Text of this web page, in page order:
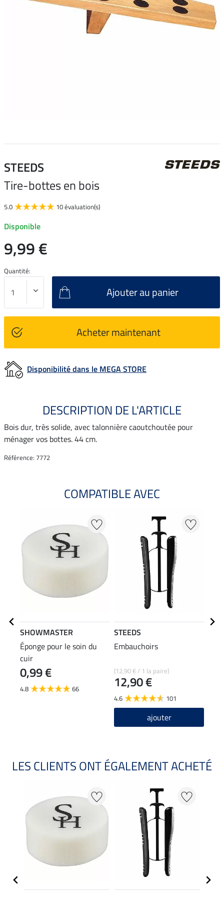
STEEDS
Tire-bottes en bois
5.0 10 évaluation(s)
Disponible
9,99 €
Quantité:
Ajouter au panier
Acheter maintenant
Disponibilité dans le MEGA STORE
DESCRIPTION DE L'ARTICLE
Bois dur, très solide, avec talonnière caoutchoutée pour
ménager vos bottes. 44 cm.
Référence: 7772
COMPATIBLE AVEC
SHOWMASTER
Éponge pour le soin du
cuir
0,99 €
4.8 66
STEEDS
Embauchoirs
(12,90 € / 1 la paire)
12,90 €
4.6 101
ajouter
LES CLIENTS ONT ÉGALEMENT ACHETÉ